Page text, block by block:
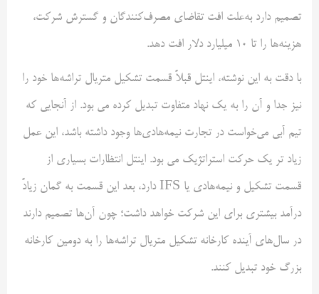
تصمیم دارد به‌علت افت تقاضای مصرف‌کنندگان و گسترش شرکت،
هزینه‌ها را تا 10 میلیارد دلار افت دهد.
با دقت به این نوشته، اینتل قبلاً قسمت تشکیل متریال تراشه‌ها خود را
نیز جدا و آن را به یک نهاد متفاوت تبدیل کرده می بود. از آنجایی که
تیم آبی می‌خواست در تجارت نیمه‌هادی‌ها وجود داشته باشد، این عمل
زیاد تر یک حرکت استراتژیک می بود. اینتل انتظارات بسیاری از
قسمت تشکیل و نیمه‌هادی یا IFS دارد، بعد این قسمت به گمان زیادً
درآمد بیشتری برای این شرکت خواهد داشت؛ چون آن‌ها تصمیم دارند
در سال‌های آینده کارخانه تشکیل متریال تراشه‌ها را به دومین کارخانه
بزرگ خود تبدیل کنند.